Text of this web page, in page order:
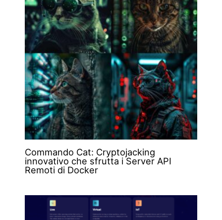
Commando Cat: Cryptojacking
innovativo che sfrutta i Server API
Remoti di Docker